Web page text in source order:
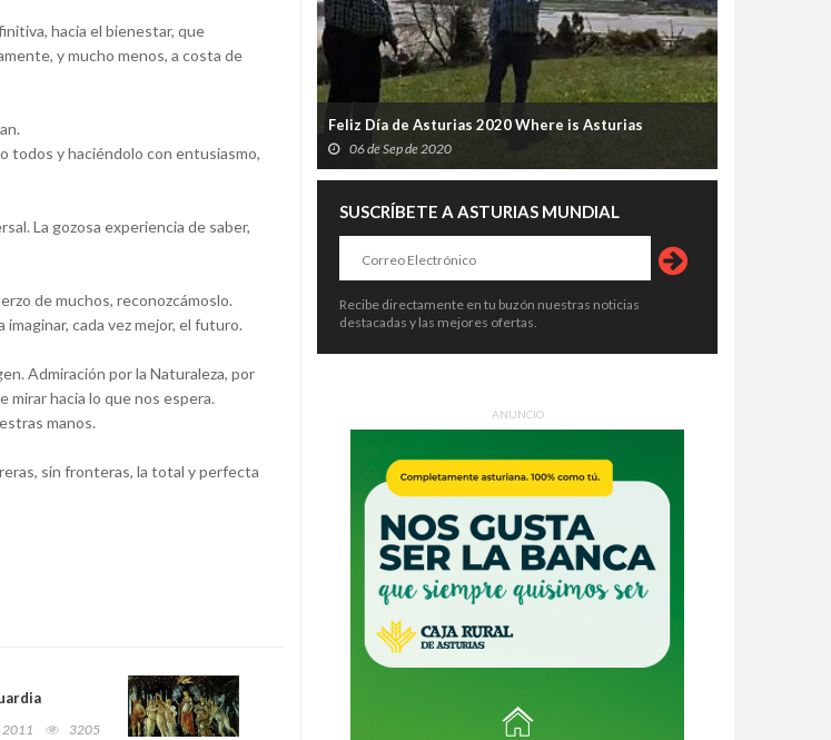
hacia el bienestar, que
y mucho menos, a costa de
todos y haciéndolo con entusiasmo,
La gozosa experiencia de saber,
de muchos, reconozcámoslo.
cada vez mejor, el futuro.
Admiración por la Naturaleza, por
mirar hacia lo que nos espera.
manos.
sin fronteras, la total y perfecta
2011 3205
Feliz Día de Asturias 2020 Where is Asturias
06 de Sep de 2020
SUSCRÍBETE A ASTURIAS MUNDIAL
Recibe directamente en tu buzón nuestras noticias
destacadas y las mejores ofertas.
ANUNCIO